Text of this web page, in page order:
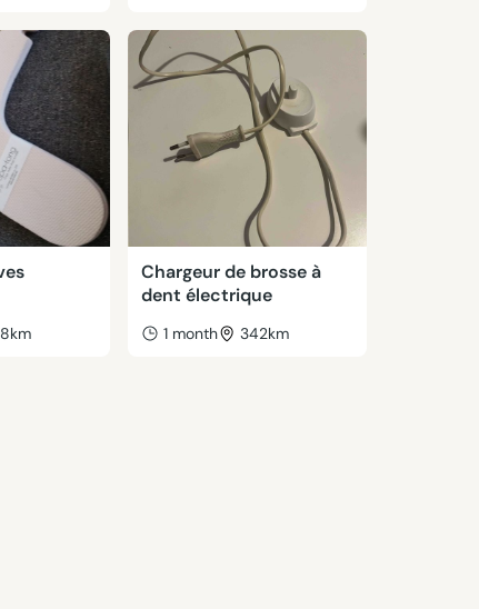
Chargeur de brosse à
dent électrique
1 month 342km